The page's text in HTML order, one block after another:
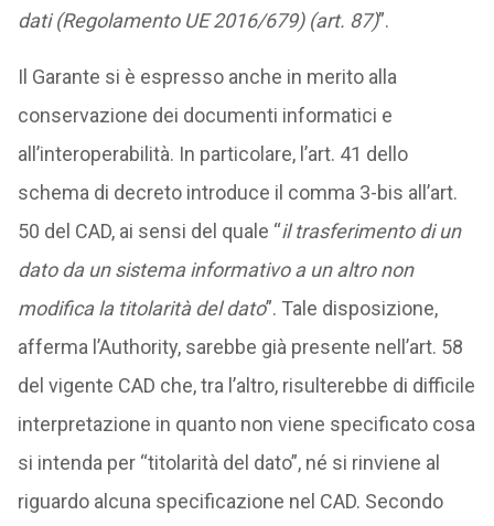
dati (Regolamento UE 2016/679) (art. 87)”.
Il Garante si è espresso anche in merito alla
conservazione dei documenti informatici e
all’interoperabilità. In particolare, l’art. 41 dello
schema di decreto introduce il comma 3-bis all’art.
50 del CAD, ai sensi del quale “il trasferimento di un
dato da un sistema informativo a un altro non
modifica la titolarità del dato”. Tale disposizione,
afferma l’Authority, sarebbe già presente nell’art. 58
del vigente CAD che, tra l’altro, risulterebbe di difficile
interpretazione in quanto non viene specificato cosa
si intenda per “titolarità del dato”, né si rinviene al
riguardo alcuna specificazione nel CAD. Secondo